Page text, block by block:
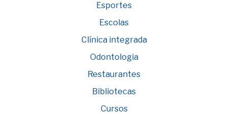
Esportes
Escolas
Clínica integrada
Odontologia
Restaurantes
Bibliotecas
Cursos